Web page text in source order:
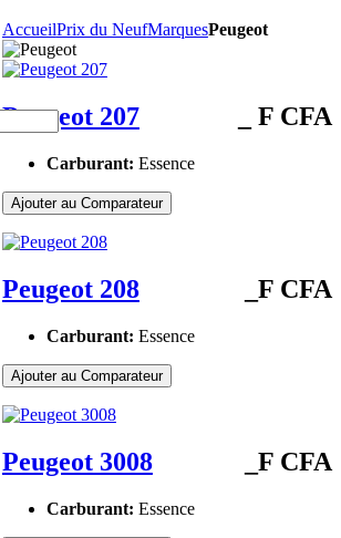
AccueilPrix du NeufMarquesPeugeot
Peugeot 207 _ F CFA
Carburant: Essence
Ajouter au Comparateur
Peugeot 208 _F CFA
Carburant: Essence
Ajouter au Comparateur
Peugeot 3008 _F CFA
Carburant: Essence